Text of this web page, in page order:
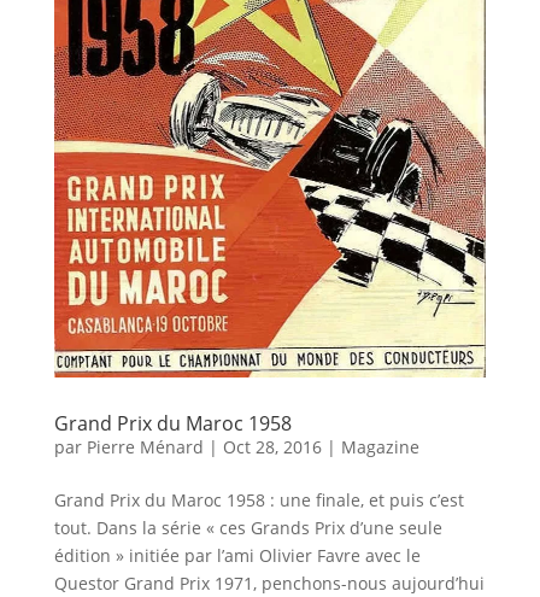
Grand Prix du Maroc 1958
par Pierre Ménard | Oct 28, 2016| Magazine
Grand Prix du Maroc 1958 : une finale, et puis c’est
tout. Dans la série « ces Grands Prix d’une seule
édition » initiée par l’ami Olivier Favre avec le
Questor Grand Prix 1971, penchons-nous aujourd’hui